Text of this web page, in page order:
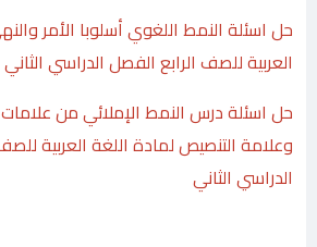
حل اسئلة النمط اللغوي أسلوبا الأمر
العربية للصف الرابع الفصل الدراسي الثاني
حل اسئلة درس النمط الإملائي من علامات
وعلامة التنصيص لمادة اللغة العربية
الدراسي الثاني